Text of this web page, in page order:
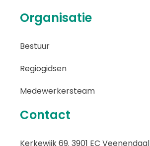
Organisatie
Bestuur
Regiogidsen
Medewerkersteam
Contact
Kerkewijk 69. 3901 EC Veenendaal